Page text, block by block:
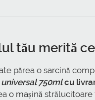
tău merită
părea o sarcină
750mlcu
o mașină strălucitoare